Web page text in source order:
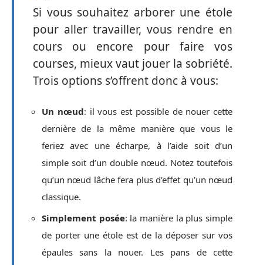
Si vous souhaitez arborer une étole
pour aller travailler, vous rendre en
cours ou encore pour faire vos
courses, mieux vaut jouer la sobriété.
Trois options s’offrent donc à vous:
Un nœud: il vous est possible de nouer cette
dernière de la même manière que vous le
feriez avec une écharpe, à l’aide soit d’un
simple soit d’un double nœud. Notez toutefois
qu’un nœud lâche fera plus d’effet qu’un nœud
classique.
Simplement posée: la manière la plus simple
de porter une étole est de la déposer sur vos
épaules sans la nouer. Les pans de cette